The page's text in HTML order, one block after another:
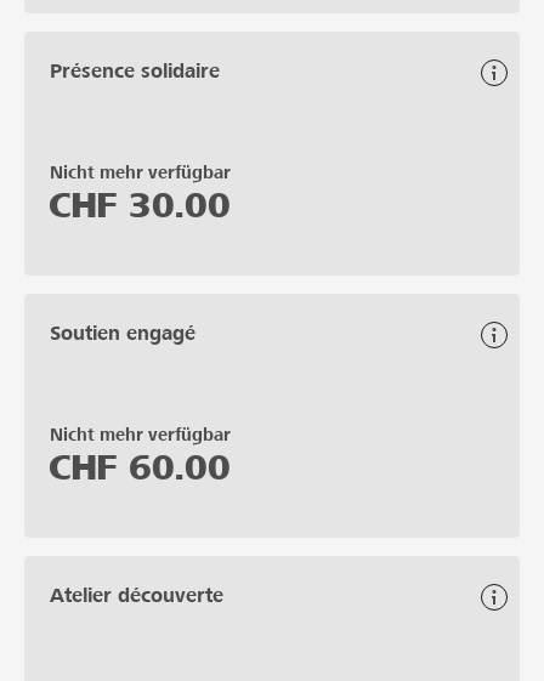
Présence solidaire
Nicht mehr verfügbar
CHF 30.00
Soutien engagé
Nicht mehr verfügbar
CHF 60.00
Atelier découverte